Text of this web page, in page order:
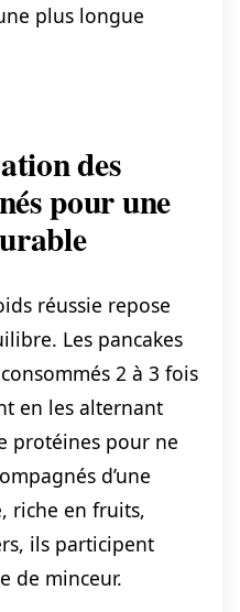
plus longue
des
pour une
réussie repose
Les pancakes
2 à 3 fois
en les alternant
protéines pour ne
d’une
riche en fruits,
ils participent
de minceur.